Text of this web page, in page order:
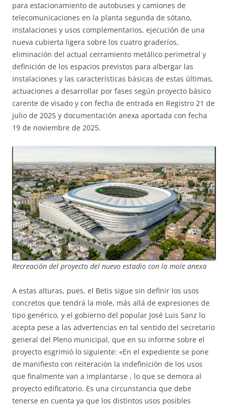
para estacionamiento de autobuses y camiones de
telecomunicaciones en la planta segunda de sótano,
instalaciones y usos complementarios, ejecución de una
nueva cubierta ligera sobre los cuatro graderíos,
eliminación del actual cerramiento metálico perimetral y
definición de los espacios previstos para albergar las
instalaciones y las características básicas de estas últimas,
actuaciones a desarrollar por fases según proyecto básico
carente de visado y con fecha de entrada en Registro 21 de
julio de 2025 y documentación anexa aportada con fecha
19 de noviembre de 2025.
Recreación del proyecto del nuevo estadio con la mole anexa
A estas alturas, pues, el Betis sigue sin definir los usos
concretos que tendrá la mole, más allá de expresiones de
tipo genérico, y el gobierno del popular José Luis Sanz lo
acepta pese a las advertencias en tal sentido del secretario
general del Pleno municipal, que en su informe sobre el
proyecto esgrimió lo siguiente: «En el expediente se pone
de manifiesto con reiteración la indefinición de los usos
que finalmente van a implantarse , lo que se demora al
proyecto edificatorio. Es una circunstancia que debe
tenerse en cuenta ya que los distintos usos posibles